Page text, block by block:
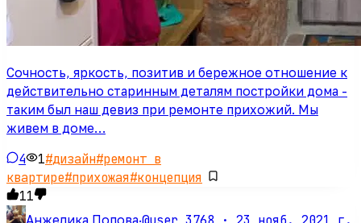
Сочность, яркость, позитив и бережное отношение к
действительно старинным деталям постройки дома -
таким был наш девиз при ремонте прихожий. Мы
живем в доме…
4 1#дизайн#ремонт в
квартире#прихожая#концепция
11
Анжелика Попова·